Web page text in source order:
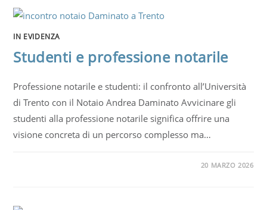
IN EVIDENZA
Studenti e professione notarile
Professione notarile e studenti: il confronto all’Università
di Trento con il Notaio Andrea Daminato Avvicinare gli
studenti alla professione notarile significa offrire una
visione concreta di un percorso complesso ma…
20 MARZO 2026